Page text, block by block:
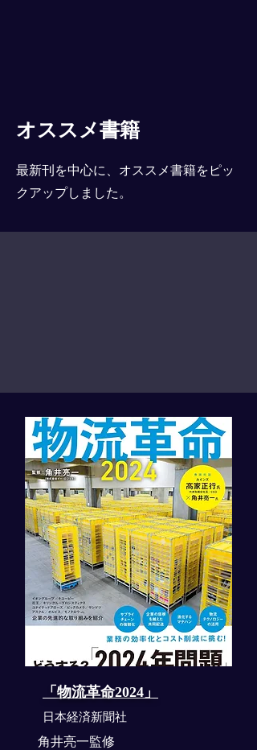
オススメ書籍
最新刊を中心に、オススメ書籍をピッ
クアップしました。
「物流革命2024」
​日本経済新聞社
角井亮一監修